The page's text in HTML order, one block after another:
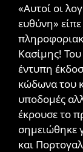
«Αυτοί οι
ευθύνη»
Κασίμης!
έντυπη
κώδωνα του
υποδομές
έκρουσε το
σημειώθηκε
και